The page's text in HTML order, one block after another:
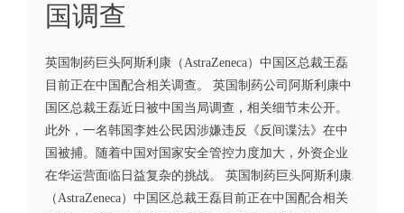
国调查
英国制药巨头阿斯利康（AstraZeneca）中国区总裁王磊
目前正在中国配合相关调查。 英国制药公司阿斯利康中
国区总裁王磊近日被中国当局调查，相关细节未公开。
此外，一名韩国李姓公民因涉嫌违反《反间谍法》在中
国被捕。随着中国对国家安全管控力度加大，外资企业
在华运营面临日益复杂的挑战。 英国制药巨头阿斯利康
（AstraZeneca）中国区总裁王磊目前正在中国配合相关